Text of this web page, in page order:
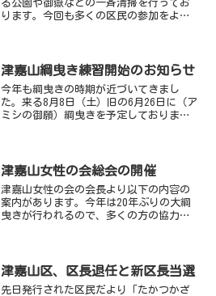
る公園や御嶽などの一斉清掃を行ってお
ります。今回も多くの区民の参加をよろ
と責任者は以下の通り...
津嘉山綱曳き練習開始のお知らせ
今年も綱曳きの時期が近づいてきまし
た。来る8月8日（土）旧の6月26日に（ア
ミシの御願）綱曳きを予定しておりま
習。青年会と綱頭を中心...
津嘉山女性の会総会の開催
津嘉山女性の会の会長より以下の内容の
案内があります。今年は20年ぶりの大綱
曳きが行われるので、多くの方の協力が
津嘉山区、区長退任と新区長当選
先日発行された区民だより「たかつかざ